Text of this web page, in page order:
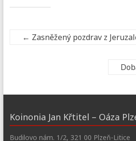
← Zasněžený pozdrav z
Koinonia Jan Křtitel – Oáza
Budilovo nám. 1/2, 321 00 Plzeň-Litice